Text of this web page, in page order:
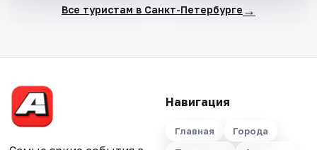
Все туристам в Санкт-Петербурге →
Навигация
Главная
Города